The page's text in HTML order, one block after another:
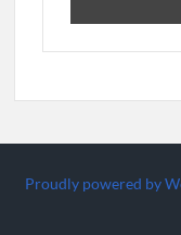
Proudly powered by